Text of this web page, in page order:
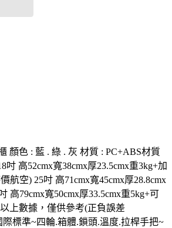
顏色 : 藍 . 綠 . 灰 材質 : PC+ABS材質
吋 高52cmx寬38cmx厚23.5cmx重3kg+加
航空) 25吋 高71cmx寬45cmx厚28.8cmx
高79cmx寬50cmx厚33.5cmx重5kg+可
上數據，僅供參考(正負誤差
際標準~四輪.箱體.鎖頭.溫度.拉桿手把~